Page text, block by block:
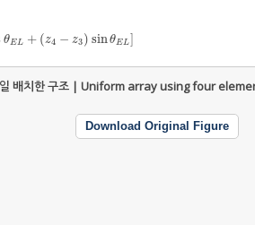
θEL + (z4 − z3) sinθEL]
일 배치한 구조 | Uniform array using four
Download Original Figure